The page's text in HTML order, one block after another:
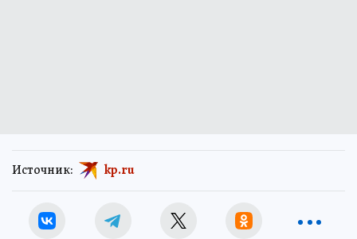
Источник: kp.ru